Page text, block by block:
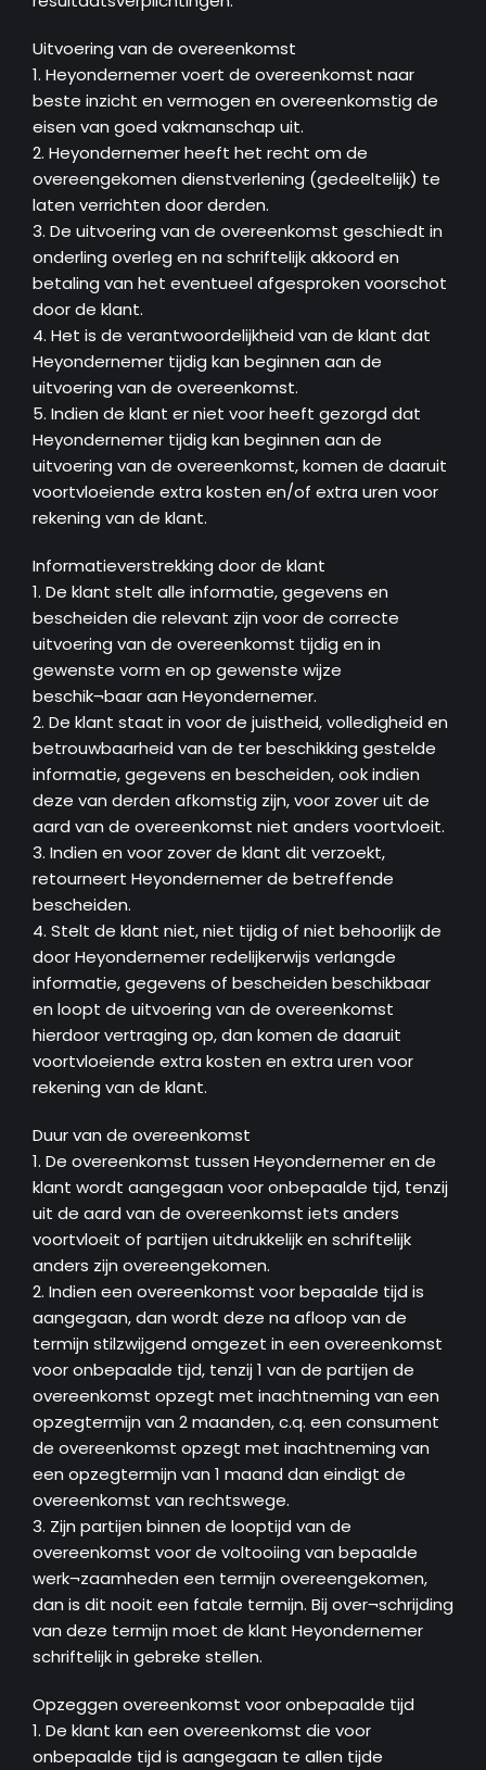
Uitvoering van de overeenkomst
1. Heyondernemer voert de overeenkomst naar
beste inzicht en vermogen en overeenkomstig de
eisen van goed vakmanschap uit.
2. Heyondernemer heeft het recht om de
overeengekomen dienstverlening (gedeeltelijk) te
laten verrichten door derden.
3. De uitvoering van de overeenkomst geschiedt in
onderling overleg en na schriftelijk akkoord en
betaling van het eventueel afgesproken voorschot
door de klant.
4. Het is de verantwoordelijkheid van de klant dat
Heyondernemer tijdig kan beginnen aan de
uitvoering van de overeenkomst.
5. Indien de klant er niet voor heeft gezorgd dat
Heyondernemer tijdig kan beginnen aan de
uitvoering van de overeenkomst, komen de daaruit
voortvloeiende extra kosten en/of extra uren voor
rekening van de klant.
Informatieverstrekking door de klant
1. De klant stelt alle informatie, gegevens en
bescheiden die relevant zijn voor de correcte
uitvoering van de overeenkomst tijdig en in
gewenste vorm en op gewenste wijze
beschik¬baar aan Heyondernemer.
2. De klant staat in voor de juistheid, volledigheid en
betrouwbaarheid van de ter beschikking gestelde
informatie, gegevens en bescheiden, ook indien
deze van derden afkomstig zijn, voor zover uit de
aard van de overeenkomst niet anders voortvloeit.
3. Indien en voor zover de klant dit verzoekt,
retourneert Heyondernemer de betreffende
bescheiden.
4. Stelt de klant niet, niet tijdig of niet behoorlijk de
door Heyondernemer redelijkerwijs verlangde
informatie, gegevens of bescheiden beschikbaar
en loopt de uitvoering van de overeenkomst
hierdoor vertraging op, dan komen de daaruit
voortvloeiende extra kosten en extra uren voor
rekening van de klant.
Duur van de overeenkomst
1. De overeenkomst tussen Heyondernemer en de
klant wordt aangegaan voor onbepaalde tijd, tenzij
uit de aard van de overeenkomst iets anders
voortvloeit of partijen uitdrukkelijk en schriftelijk
anders zijn overeengekomen.
2. Indien een overeenkomst voor bepaalde tijd is
aangegaan, dan wordt deze na afloop van de
termijn stilzwijgend omgezet in een overeenkomst
voor onbepaalde tijd, tenzij 1 van de partijen de
overeenkomst opzegt met inachtneming van een
opzegtermijn van 2 maanden, c.q. een consument
de overeenkomst opzegt met inachtneming van
een opzegtermijn van 1 maand dan eindigt de
overeenkomst van rechtswege.
3. Zijn partijen binnen de looptijd van de
overeenkomst voor de voltooiing van bepaalde
werk¬zaamheden een termijn overeengekomen,
dan is dit nooit een fatale termijn. Bij over¬schrijding
van deze termijn moet de klant Heyondernemer
schriftelijk in gebreke stellen.
Opzeggen overeenkomst voor onbepaalde tijd
1. De klant kan een overeenkomst die voor
onbepaalde tijd is aangegaan te allen tijde